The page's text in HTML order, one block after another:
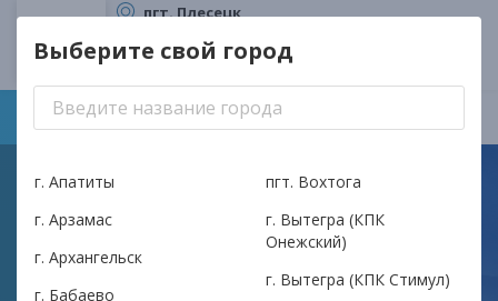
пгт. Плесецк
КПК Илма
Плесецк
Выберите свой город
г. Апатиты
г. Арзамас
г. Архангельск
г. Бабаево
пгт. Вохтога
г. Вытегра (КПК
Онежский)
г. Вытегра (КПК Стимул)